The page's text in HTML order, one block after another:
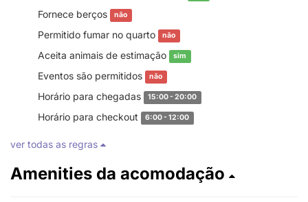
Fornece berços não
Permitido fumar no quarto não
Aceita animais de estimação sim
Eventos são permitidos não
Horário para chegadas 15:00 - 20:00
Horário para checkout 6:00 - 12:00
ver todas as regras
Amenities da acomodação